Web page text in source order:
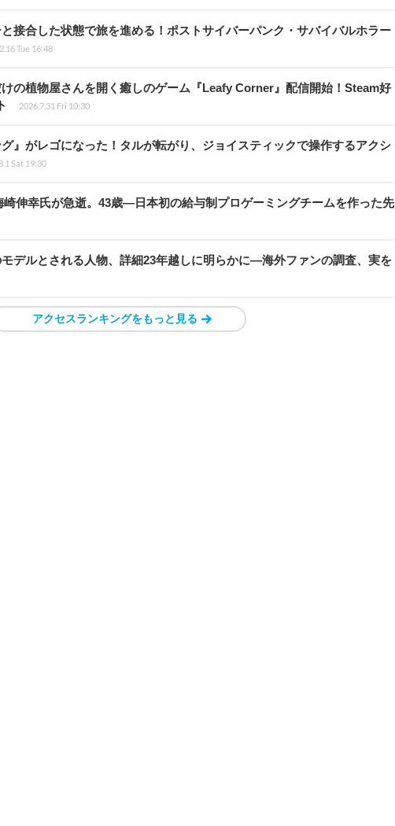
と接合した状態で旅を進める！ポストサイバーパンク・サバイバルホラー
Tue 16:48
の植物屋さんを開く癒しのゲーム『Leafy Corner』配信開始！Steam好
2026.7.31 Fri 10:30
』がレゴになった！タルが転がり、ジョイスティックで操作するアクシ
Sat 19:30
崎伸幸氏が急逝。43歳―日本初の給与制プロゲーミングチームを作った先
モデルとされる人物、詳細23年越しに明らかに―海外ファンの調査、実を
アクセスランキングをもっと見る